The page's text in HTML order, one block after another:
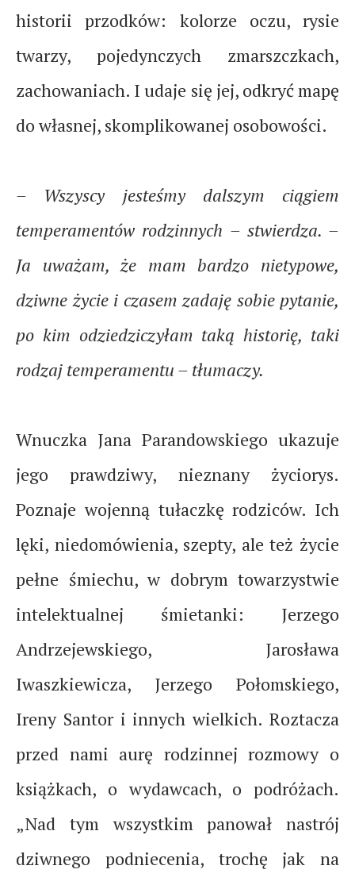
historii przodków: kolorze oczu, rysie
twarzy, pojedynczych zmarszczkach,
zachowaniach. I udaje się jej, odkryć mapę
do własnej, skomplikowanej osobowości.
– Wszyscy jesteśmy dalszym ciągiem
temperamentów rodzinnych – stwierdza. –
Ja uważam, że mam bardzo nietypowe,
dziwne życie i czasem zadaję sobie pytanie,
po kim odziedziczyłam taką historię, taki
rodzaj temperamentu – tłumaczy.
Wnuczka Jana Parandowskiego ukazuje
jego prawdziwy, nieznany życiorys.
Poznaje wojenną tułaczkę rodziców. Ich
lęki, niedomówienia, szepty, ale też życie
pełne śmiechu, w dobrym towarzystwie
intelektualnej śmietanki: Jerzego
Andrzejewskiego, Jarosława
Iwaszkiewicza, Jerzego Połomskiego,
Ireny Santor i innych wielkich. Roztacza
przed nami aurę rodzinnej rozmowy o
książkach, o wydawcach, o podróżach.
„Nad tym wszystkim panował nastrój
dziwnego podniecenia, trochę jak na